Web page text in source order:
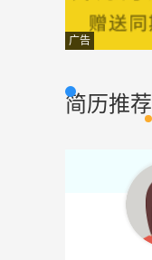
广告
简历推荐